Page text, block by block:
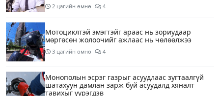
2 цагийн өмнө 4
Мотоциклтэй эмэгтэйг араас нь зориудаар
мөргөсөн жолоочийг ажлаас нь чөлөөлжээ
3 цагийн өмнө 4
Монополын эсрэг газрыг асуудлаас зугтаалгүй
шатахуун дамлан зарж буй асуудалд хяналт
тавихыг үүрэгдэв